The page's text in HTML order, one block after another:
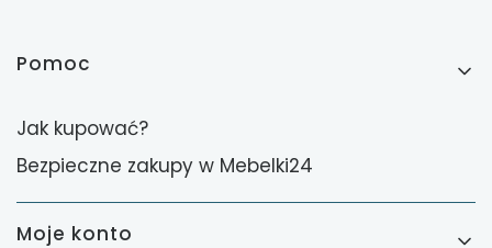
Linki w stopce
Pomoc
Jak kupować?
Bezpieczne zakupy w Mebelki24
Moje konto